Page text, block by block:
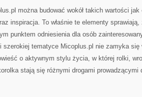
można budować wokół takich wartości
inspiracja. To właśnie te elementy sprawiają,
punktem odniesienia dla osób
szerokiej tematyce Micoplus.pl nie zamyka się
o aktywnym stylu życia, w której rolki,
stają się różnymi drogami prowadzącymi